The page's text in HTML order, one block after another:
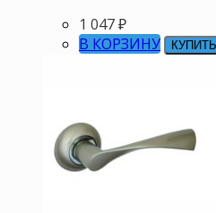
1 047₽
В КОРЗИНУ